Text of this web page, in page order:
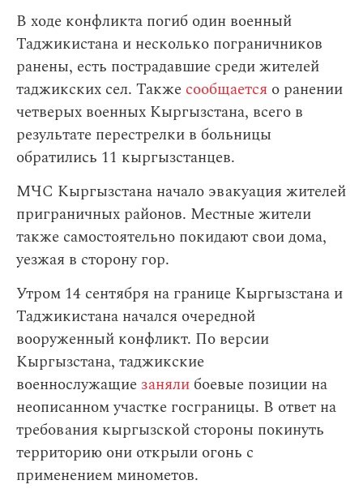
В ходе конфликта погиб один военный
Таджикистана и несколько пограничников
ранены, есть пострадавшие среди жителей
таджикских сел. Также сообщается о ранении
четверых военных Кыргызстана, всего в
результате перестрелки в больницы
обратились 11 кыргызстанцев.
МЧС Кыргызстана начало эвакуация жителей
приграничных районов. Местные жители
также самостоятельно покидают свои дома,
уезжая в сторону гор.
Утром 14 сентября на границе Кыргызстана и
Таджикистана начался очередной
вооруженный конфликт. По версии
Кыргызстана, таджикские
военнослужащие заняли боевые позиции на
неописанном участке госграницы. В ответ на
требования кыргызской стороны покинуть
территорию они открыли огонь с
применением минометов.